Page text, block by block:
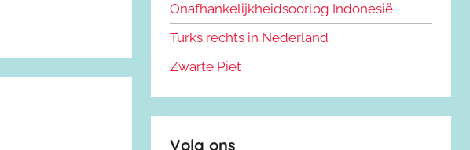
Onafhankelijkheidsoorlog Indonesië
Turks rechts in Nederland
Zwarte Piet
Volg ons